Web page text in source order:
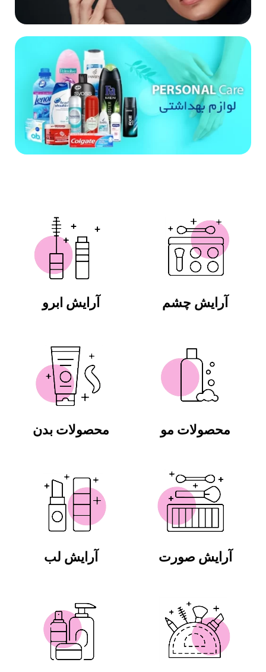
آرایش چشم
محصولات مو
آرایش ابرو
محصولات بدن
آرایش صورت آرایش لب